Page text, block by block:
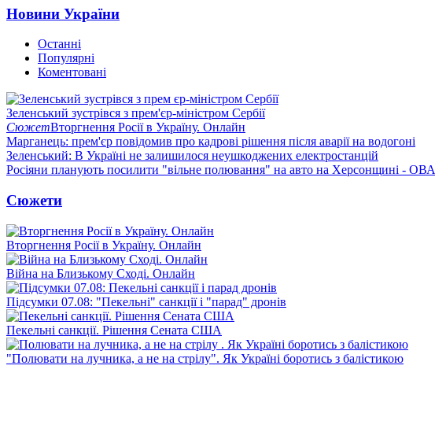
Новини України
Останні
Популярні
Коментовані
Зеленський зустрівся з прем'єр-міністром Сербії
СюжетВторгнення Росії в Україну. Онлайн
Марганець: прем'єр повідомив про кадрові рішення після аварії на водогоні
Зеленський: В Україні не залишилося неушкоджених електростанцій
Росіяни планують посилити "вільне полювання" на авто на Херсонщині - ОВА
Сюжети
Вторгнення Росії в Україну. Онлайн
Війна на Близькому Сході. Онлайн
Підсумки 07.08: "Пекельні" санкції і "парад" дронів
Пекельні санкції. Рішення Сената США
"Полювати на лучника, а не на стрілу". Як Україні боротись з балістикою